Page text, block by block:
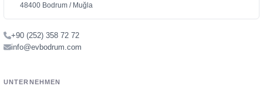
48400 Bodrum / Muğla
+90 (252) 358 72 72
info@evbodrum.com
UNTERNEHMEN